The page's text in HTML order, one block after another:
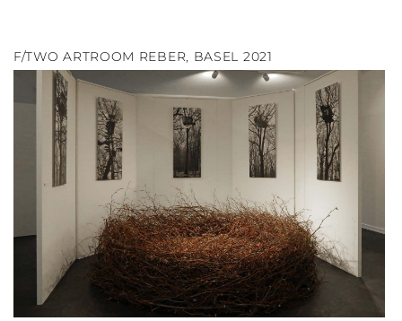
F/TWO ARTROOM REBER, BASEL 2021